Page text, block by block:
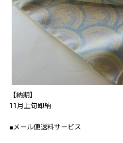
【納期】
11月上旬即納
■メール便送料サービス